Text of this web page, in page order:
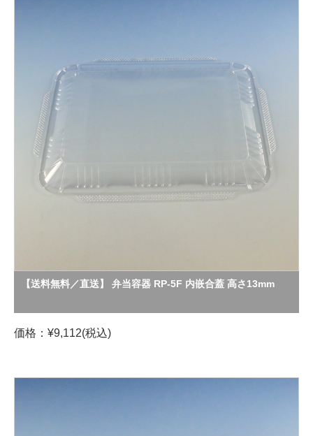
【送料無料／直送】 弁当容器 RP-5F 内嵌合蓋 高さ13mm
価格：¥9,112(税込)